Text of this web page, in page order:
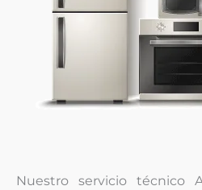
Nuestro servicio técnico